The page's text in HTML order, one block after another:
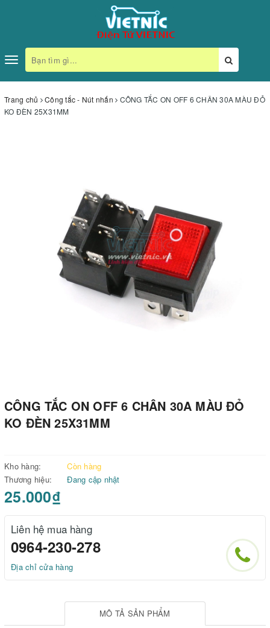
Toggle
navigation
Trang chủ Công tắc - Nút nhấn
CÔNG TẮC ON OFF 6 CHÂN 30A MÀU ĐỎ
KO ĐÈN 25X31MM
CÔNG TẮC ON OFF 6 CHÂN 30A MÀU ĐỎ
KO ĐÈN 25X31MM
Kho hàng:
Còn hàng
Thương hiệu:
Đang cập nhật
25.000₫
Liên hệ mua hàng
0964-230-278
Địa chỉ cửa hàng
MÔ TẢ SẢN PHẨM